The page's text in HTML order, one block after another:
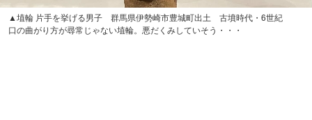
▲埴輪 片手を挙げる男子 群馬県伊勢崎市豊城町出土 古墳時代・6世紀
口の曲がり方が尋常じゃない埴輪。悪だくみしていそう・・・